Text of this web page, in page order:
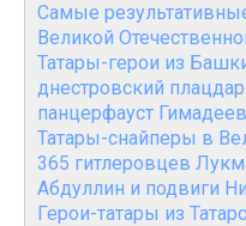
Самые
Великой
Татары-герои из
днестровский
панцерфауст
Татары-снайперы в
365 гитлеровцев
Абдуллин и подвиги
Герои-татары из